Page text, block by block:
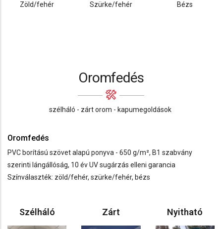
Zöld/fehér Szürke/fehér Bézs
Oromfedés
szélháló - zárt orom - kapumegoldások
Oromfedés
PVC borítású szövet alapú ponyva - 650 g/m², B1 szabvány
szerinti lángállóság, 10 év UV sugárzás elleni garancia
Színválaszték: zöld/fehér, szürke/fehér, bézs
Szélháló Zárt Nyitható